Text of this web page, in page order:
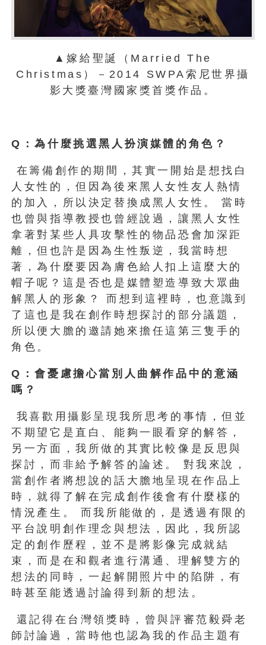
▲嫁給聖誕（Married The
Christmas）－2014 SWPA索尼世界攝
影大獎臺灣國家獎首獎作品。
Q ：為什麼挑選黑人扮演媒體的角色？
在籌備創作的期間，其實一開始是想找白
人女性的，但因為後來黑人女性友人熱情
的加入，所以決定替換成黑人女性。 當時
也曾與指導教授也曾經說過，讓黑人女性
拿著對某些人具攻擊性的物品恐會加深距
離，但也許是因為生性叛逆，我當時想
著，為什麼要因為膚色給人扣上這麼大的
帽子呢？這是否也是媒體塑造導致大眾曲
解黑人的形象？ 而想到這裡時，也意識到
了這也是我在創作時想探討的部分議題，
所以便大膽的邀請她來擔任這第三隻手的
角色。
Q ：會憂慮擔心當別人曲解作品中的意涵
嗎？
我喜歡用攝影呈現我所思考的事情，但並
不期望它是直白、能夠一眼看穿的解答，
另一方面，我所做的其實比較像是反思與
探討，而非給予解答的論述。 對我來說，
當創作者將想說的話大膽地呈現在作品上
時，就得了解在完成創作後會有什麼樣的
情況產生。 而我所能做的，是透過有限的
平台說明創作理念與想法，因此，我所認
定的創作歷程，並不是將影像完成就結
束，而是在和觀者進行溝通、理解雙方的
想法的同時，一起解開照片中的陷阱，有
時甚至能透過討論得到新的想法。
還記得在台灣領獎時，曾與評審范毅舜老
師討論過，當時他也認為我的作品主題有